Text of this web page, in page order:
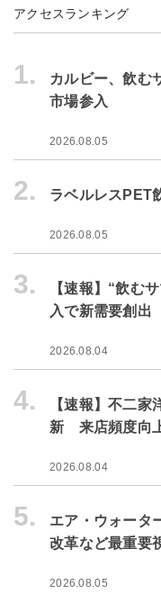
アクセスランキング
1.
カルビー、飲む
市場参入
2026.08.05
2. ラベルレスPET
2026.08.05
3.
【速報】“飲む
入で新需要創出
2026.08.04
4.
【速報】不二家
新 来店頻度向
2026.08.04
5.
エア・ウォータ
改革など最重要
2026.08.05